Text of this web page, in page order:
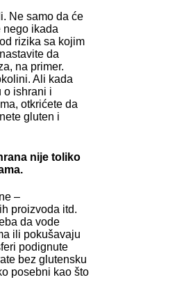
Ne samo da će
nego ikada
rizika sa kojim
da
na primer.
Ali kada
o ishrani i
otkrićete da
gluten i
nije toliko
–
proizvoda itd.
da vode
ili pokušavaju
podignute
bez glutensku
posebni kao što